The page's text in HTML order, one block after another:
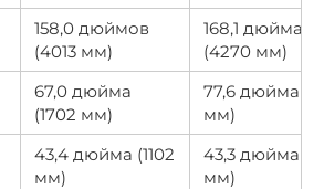
158,0 дюймов
(4013 мм)
168,1 дюйма
(4270 мм)
67,0 дюйма
(1702 мм)
77,6 дюйма
мм)
43,4 дюйма (1102
мм)
43,3 дюйма
мм)